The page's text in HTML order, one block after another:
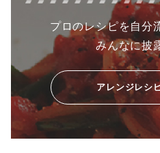
プロのレシピを自分
みんなに披
アレンジレシ